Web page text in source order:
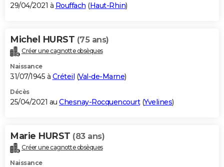
29/04/2021 à Rouffach (Haut-Rhin)
Michel HURST (75 ans)
Créer une cagnotte obsèques
Naissance
31/07/1945 à Créteil (Val-de-Marne)
Décès
25/04/2021 au Chesnay-Rocquencourt(Yvelines)
Marie HURST (83 ans)
Créer une cagnotte obsèques
Naissance